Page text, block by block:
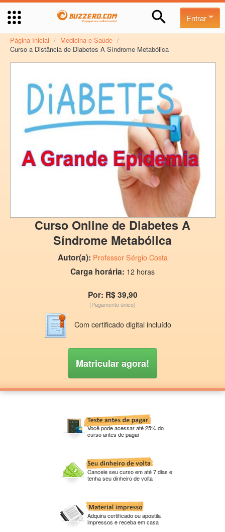
Entrar
Página Inicial / Medicina e Saúde /
Curso a Distância de Diabetes A Síndrome Metabólica
Curso Online de Diabetes A
Síndrome Metabólica
Autor(a): Professor Sérgio Costa
Carga horária: 12 horas
Por: R$ 39,90
(Pagamento único)
Com certificado digital incluído
Matricular agora!
Você pode acessar até 25% do
curso antes de pagar
Cancele seu curso em até 7 dias e
tenha seu dinheiro de volta
Adquira certificado ou apostila
impressos e receba em casa